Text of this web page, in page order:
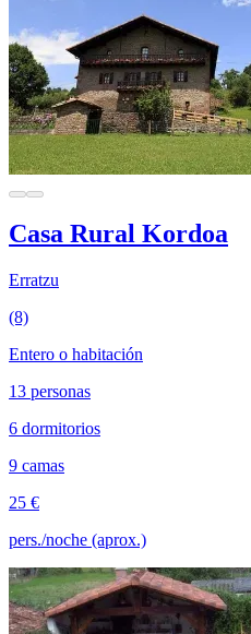
Casa Rural Kordoa
Erratzu
(8)
Entero o habitación
13 personas
6 dormitorios
9 camas
25 €
pers./noche (aprox.)